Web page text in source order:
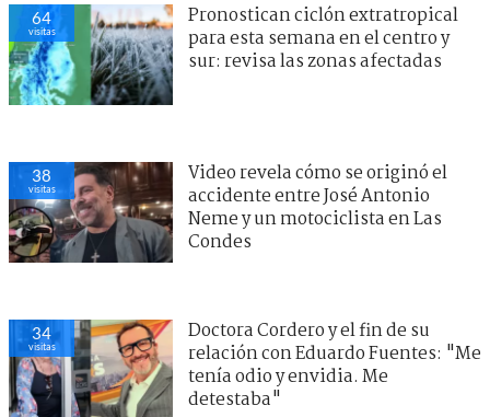
64
visitas
Pronostican ciclón extratropical
para esta semana en el centro y
sur: revisa las zonas afectadas
38
visitas
Video revela cómo se originó el
accidente entre José Antonio
Neme y un motociclista en Las
Condes
34
visitas
Doctora Cordero y el fin de su
relación con Eduardo Fuentes: "Me
tenía odio y envidia. Me
detestaba"